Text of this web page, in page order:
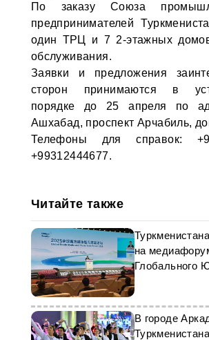
По заказу Союза
предпринимателей
один ТРЦ и 7 2-этажных
обслуживания.
Заявки и предложения
сторон принимаются в
порядке до 25 апреля по
Ашхабад, проспект Арчабиль,
Телефоны для справок:
+99312444677.
Читайте также
на
Глобального
В городе